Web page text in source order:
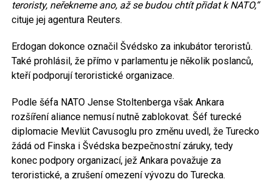
teroristy, neřekneme ano, až se budou chtít přidat k NATO,“
cituje jej agentura Reuters.
Erdogan dokonce označil Švédsko za inkubátor teroristů.
Také prohlásil, že přímo v parlamentu je několik poslanců,
kteří podporují teroristické organizace.
Podle šéfa NATO Jense Stoltenberga však Ankara
rozšíření aliance nemusí nutně zablokovat. Šéf turecké
diplomacie Mevlüt Cavusoglu pro změnu uvedl, že Turecko
žádá od Finska i Švédska bezpečnostní záruky, tedy
konec podpory organizací, jež Ankara považuje za
teroristické, a zrušení omezení vývozu do Turecka.